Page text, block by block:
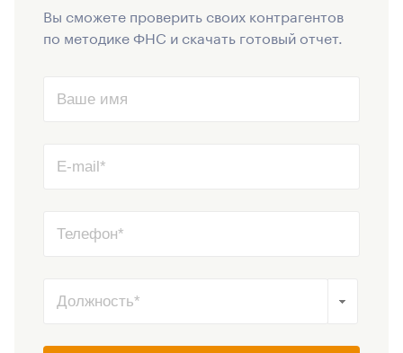
Вы сможете проверить своих контрагентов
по методике ФНС и скачать готовый отчет.